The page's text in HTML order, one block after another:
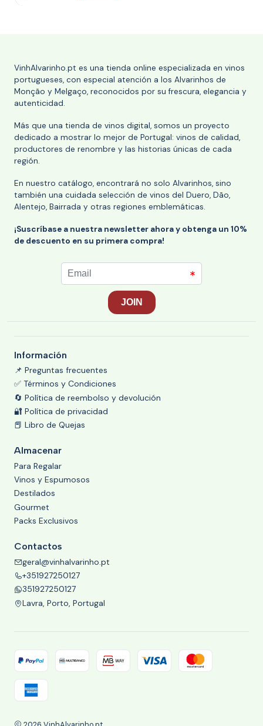
VinhAlvarinho.pt es una tienda online especializada en vinos
portugueses, con especial atención a los Alvarinhos de
Monção y Melgaço, reconocidos por su frescura, elegancia y
autenticidad.
Más que una tienda de vinos digital, somos un proyecto
dedicado a mostrar lo mejor de Portugal: vinos de calidad,
productores de renombre y las historias únicas de cada
región.
En nuestro catálogo, encontrará no solo Alvarinhos, sino
también una cuidada selección de vinos del Duero, Dão,
Alentejo, Bairrada y otras regiones emblemáticas.
¡Suscríbase a nuestra newsletter ahora y obtenga un 10%
de descuento en su primera compra!
Información
📌 Preguntas frecuentes
✅ Términos y Condiciones
🔄 Política de reembolso y devolución
🔐 Política de privacidad
📕 Libro de Quejas
Almacenar
Para Regalar
Vinos y Espumosos
Destilados
Gourmet
Packs Exclusivos
Contactos
geral@vinhalvarinho.pt
+351927250127
351927250127
Lavra, Porto, Portugal